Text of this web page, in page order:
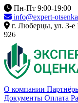
Пн-Пт 9:00-19:00
info@expert-
г. Люберцы, ул. 3-е
926
О компании
Документы Оплата